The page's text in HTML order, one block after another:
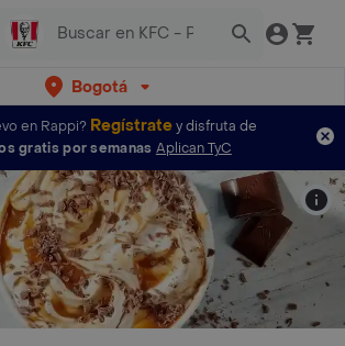
Bogotá
en Rappi? Regístratey disfruta de
gratis por semanas Aplican TyC